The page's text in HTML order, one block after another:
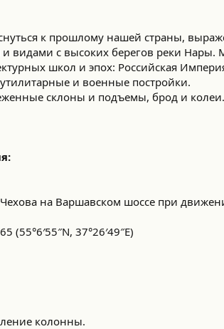
к прошлому нашей страны,
видами с высоких берегов реки Нары.
школ и эпох: Российская
и военные постройки.
склоны и подъемы, брод и
на Варшавском шоссе при
37°26′49″E)
колонны.